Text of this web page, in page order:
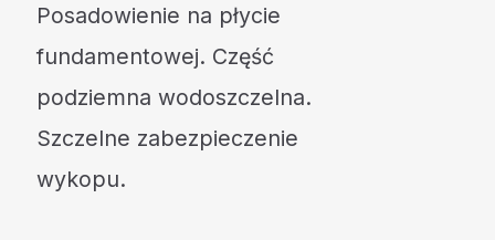
Posadowienie na płycie
fundamentowej. Część
podziemna wodoszczelna.
Szczelne zabezpieczenie
wykopu.